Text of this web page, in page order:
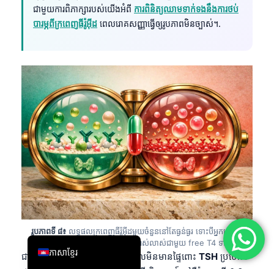
ជាមួយការពិភាក្សារបស់យើងអំពី ការពិនិត្យឈាមទាក់ទងនឹងការថប់
បារម្ភពីក្រពេញធីរ៉ូអ៊ីដ ពេលរោគសញ្ញាធ្វើឲ្យរូបភាពមិនច្បាស់។.
រូបភាពទី ៨៖ លទ្ធផលក្រពេញធីរ៉ូអ៊ីដមួយចំនួននៅតែធ្ងន់ធ្ងរ ទោះបីអ្នកប្រើថ្នាំ
បំប៉នក៏ដោយ ជាពិសេស TSH ខ្ពស់ច្បាស់លាស់ជាមួយ free T4 ទាប។.
ជាធម្មតាសម្រាប់មនុស្សពេញវ័យដែលមិនមានផ្ទៃពោះ TSH ប្រហែល
ភាសាខ្មែរ
English
Deutsch
العربية
Français
עִבְרִית
Italiano
Español
Português
Română
简体中文